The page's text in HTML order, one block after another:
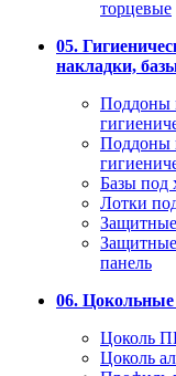
торцевые
05.
накладки,
Поддоны
Поддоны
Базы под
Лотки
панель
06.
Цоколь
Цоколь